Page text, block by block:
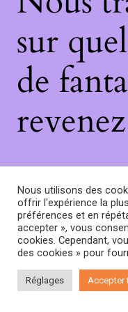
sur
de
Nous utilisons des
offrir l'expérience la
préférences et en
accepter », vous
cookies. Cependant,
des cookies » pour
Réglages Accepter